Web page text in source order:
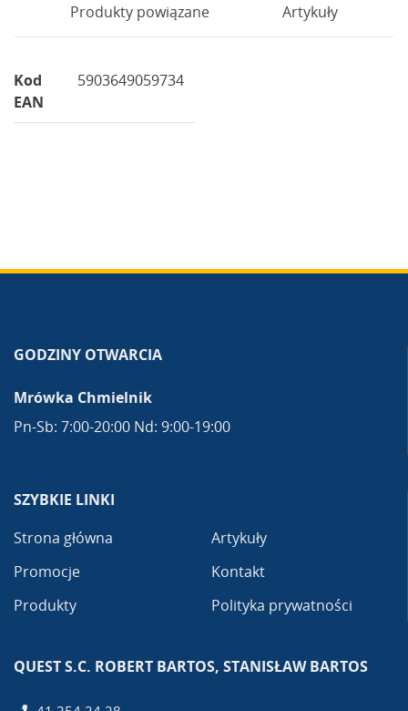
Produkty powiązane
Artykuły
Kod
EAN
5903649059734
GODZINY OTWARCIA
Mrówka Chmielnik
Pn-Sb: 7:00-20:00 Nd: 9:00-19:00
SZYBKIE LINKI
Strona główna
Promocje
Produkty
Artykuły
Kontakt
Polityka prywatności
QUEST S.C. ROBERT BARTOS, STANISŁAW BARTOS